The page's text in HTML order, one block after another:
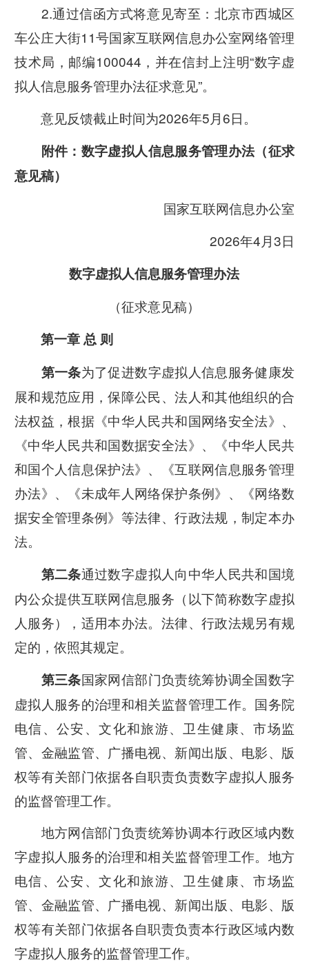
2.通过信函方式将意见寄至：北京市西城区
车公庄大街11号国家互联网信息办公室网络管理
技术局，邮编100044，并在信封上注明“数字虚
拟人信息服务管理办法征求意见”。
意见反馈截止时间为2026年5月6日。
附件：数字虚拟人信息服务管理办法（征求
意见稿）
国家互联网信息办公室
2026年4月3日
数字虚拟人信息服务管理办法
（征求意见稿）
第一章 总 则
第一条为了促进数字虚拟人信息服务健康发
展和规范应用，保障公民、法人和其他组织的合
法权益，根据《中华人民共和国网络安全法》、
《中华人民共和国数据安全法》、《中华人民共
和国个人信息保护法》、《互联网信息服务管理
办法》、《未成年人网络保护条例》、《网络数
据安全管理条例》等法律、行政法规，制定本办
法。
第二条通过数字虚拟人向中华人民共和国境
内公众提供互联网信息服务（以下简称数字虚拟
人服务），适用本办法。法律、行政法规另有规
定的，依照其规定。
第三条国家网信部门负责统筹协调全国数字
虚拟人服务的治理和相关监督管理工作。国务院
电信、公安、文化和旅游、卫生健康、市场监
管、金融监管、广播电视、新闻出版、电影、版
权等有关部门依据各自职责负责数字虚拟人服务
的监督管理工作。
地方网信部门负责统筹协调本行政区域内数
字虚拟人服务的治理和相关监督管理工作。地方
电信、公安、文化和旅游、卫生健康、市场监
管、金融监管、广播电视、新闻出版、电影、版
权等有关部门依据各自职责负责本行政区域内数
字虚拟人服务的监督管理工作。